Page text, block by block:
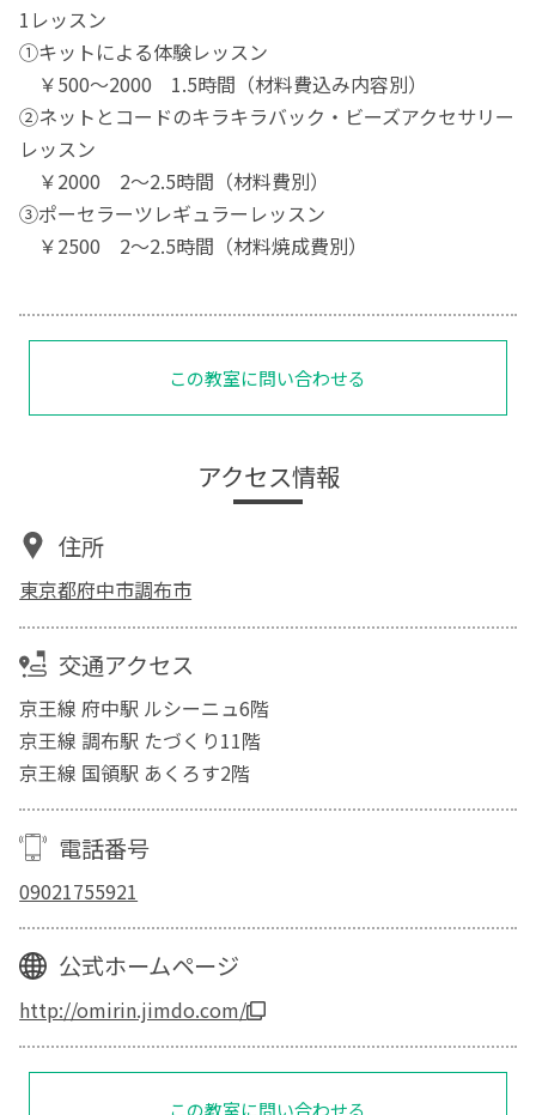
1レッスン
➀キットによる体験レッスン
￥500～2000 1.5時間（材料費込み内容別）
②ネットとコードのキラキラバック・ビーズアクセサリー
レッスン
￥2000 2～2.5時間（材料費別）
③ポーセラーツレギュラーレッスン
￥2500 2～2.5時間（材料焼成費別）
この教室に問い合わせる
アクセス情報
住所
東京都府中市調布市
交通アクセス
京王線 府中駅 ルシーニュ6階
京王線 調布駅 たづくり11階
京王線 国領駅 あくろす2階
電話番号
09021755921
公式ホームページ
http://omirin.jimdo.com/
この教室に問い合わせる